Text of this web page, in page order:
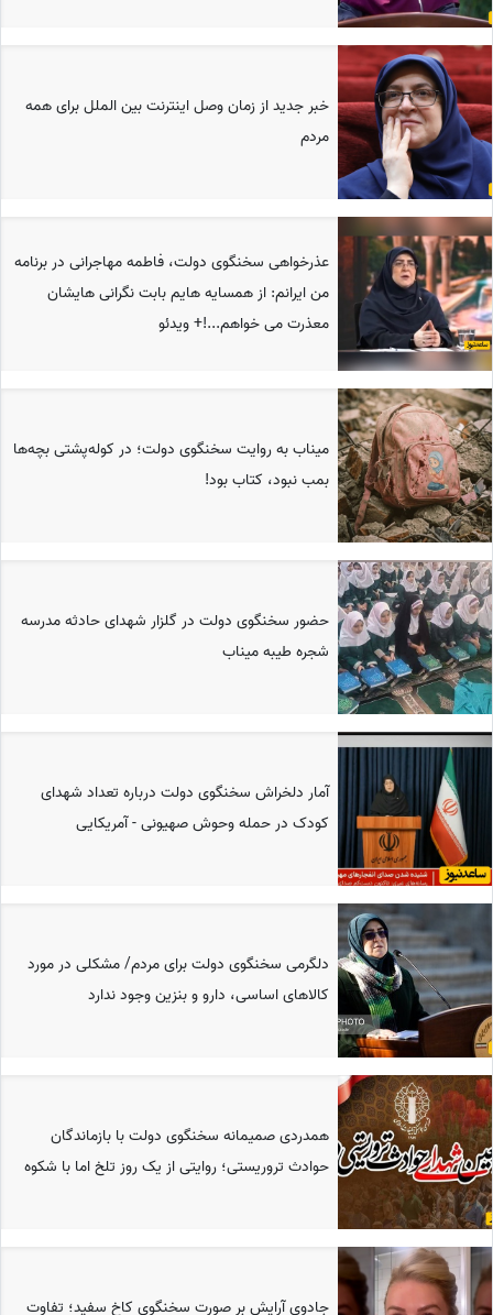
خبر جدید از زمان وصل اینترنت بین الملل برای همه
مردم
عذرخواهی سخنگوی دولت، فاطمه مهاجرانی در برنامه
من ایرانم: از همسایه هایم بابت نگرانی هایشان
معذرت می خواهم...!+ ویدئو
میناب به روایت سخنگوی دولت؛ در کوله‌پشتی بچه‌ها
بمب نبود، کتاب بود!
حضور سخنگوی دولت در گلزار شهدای حادثه مدرسه
شجره طیبه میناب
آمار دلخراش سخنگوی دولت درباره تعداد شهدای
کودک در حمله وحوش صهیونی - آمریکایی
دلگرمی سخنگوی دولت برای مردم/ مشکلی در مورد
کالاهای اساسی، دارو و بنزین وجود ندارد
همدردی صمیمانه سخنگوی دولت با بازماندگان
حوادث تروریستی؛ روایتی از یک روز تلخ اما با شکوه
جادوی آرایش بر صورت سخنگوی کاخ سفید؛ تفاوت